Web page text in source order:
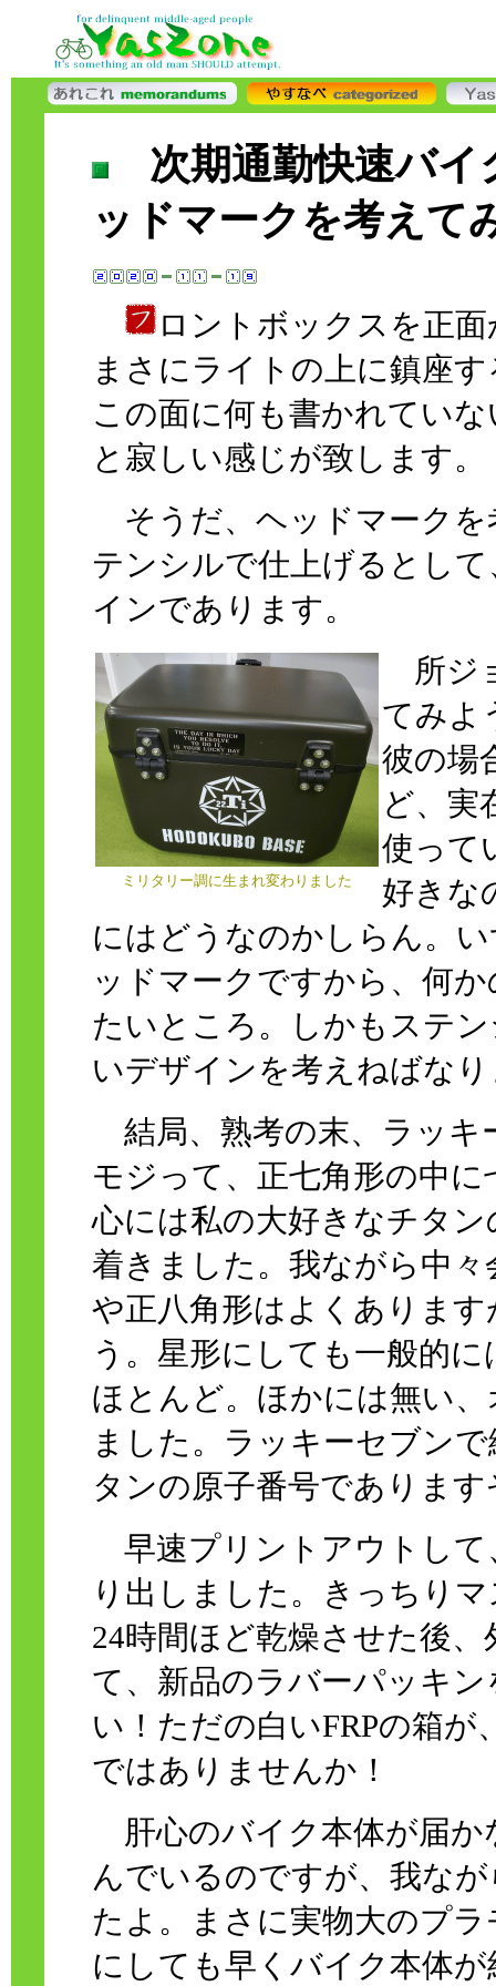
次期通勤快速バ
ッドマークを考え
ロントボックスを正
まさにライトの上に鎮座
この面に何も書かれてい
と寂しい感じが致します。
そうだ、ヘッドマークを
テンシルで仕上げるとし
インであります。
ミリタリー調に生まれ変わりました
所ジ
てみよ
彼の場
ど、実
使って
好きな
にはどうなのかしらん。
ッドマークですから、何
たいところ。しかもステ
いデザインを考えねばな
結局、熟考の末、ラッキ
モジって、正七角形の中
心には私の大好きなチタ
着きました。我ながら中
や正八角形はよくありま
う。星形にしても一般的
ほとんど。ほかには無い
ました。ラッキーセブン
タンの原子番号であります
早速プリントアウトして
り出しました。きっちり
24時間ほど乾燥させた後
て、新品のラバーパッキ
い！ただの白いFRPの箱
ではありませんか！
肝心のバイク本体が届か
んでいるのですが、我な
たよ。まさに実物大のプ
にしても早くバイク本体